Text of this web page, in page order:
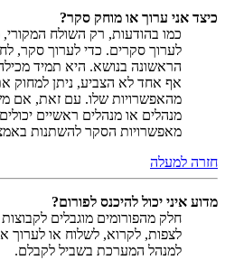
כיצד אני ערוך או מוחק סקר?
כמו בהודעות, רק השולח המקורי,
לערוך סקרים. כדי לערוך סקר,
הראשונה בנושא. היא תמיד
אף אחד לא הצביע, ניתן למחוק
מהאפשרויות שלו. עם זאת, אם
מנהלים או מנהלים ראשיים
מאפשרויות הסקר להשתנות
חזרה למעלה
מדוע איני יכול להיכנס לפורום?
חלק מהפורומים מוגבלים
לצפות, לקרוא, לשלוח או לערוך
למנהל המערכת בשביל לקבלם.